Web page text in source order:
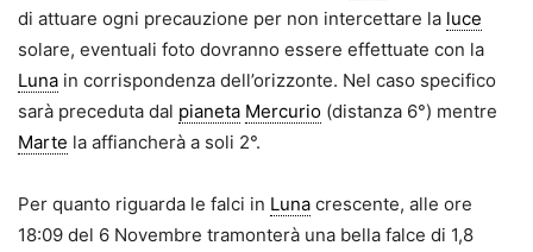
di attuare ogni precauzione per non intercettare la luce
solare, eventuali foto dovranno essere effettuate con la
Luna in corrispondenza dell’orizzonte. Nel caso specifico
sarà preceduta dal pianeta Mercurio (distanza 6°) mentre
Marte la affiancherà a soli 2°.
Per quanto riguarda le falci in Luna crescente, alle ore
18:09 del 6 Novembre tramonterà una bella falce di 1,8